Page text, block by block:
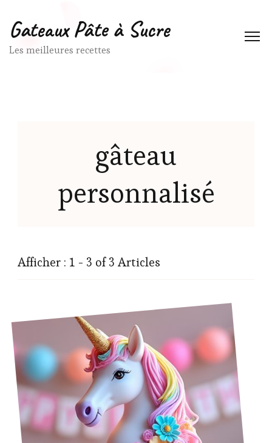
Gateaux Pâte à Sucre
Les meilleures recettes
gâteau
personnalisé
Afficher : 1 - 3 of 3 Articles